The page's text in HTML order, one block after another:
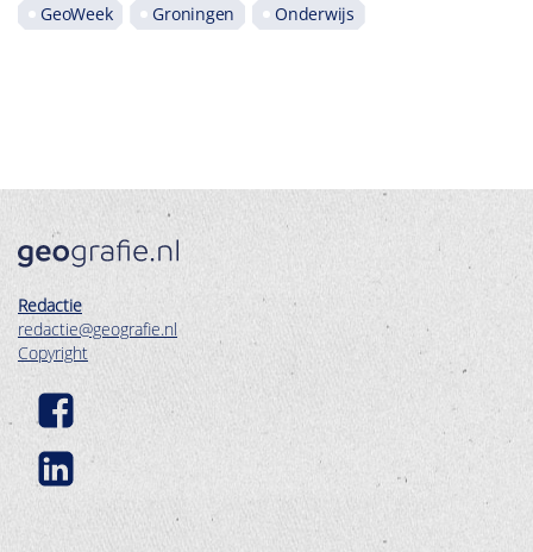
GeoWeek Groningen Onderwijs
Redactie
redactie@geografie.nl
Copyright